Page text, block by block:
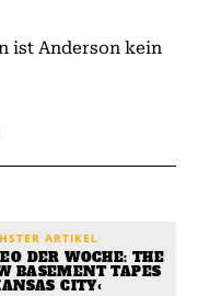
ist Anderson kein
ARTIKEL
DER WOCHE: THE
BASEMENT TAPES
CITY‹